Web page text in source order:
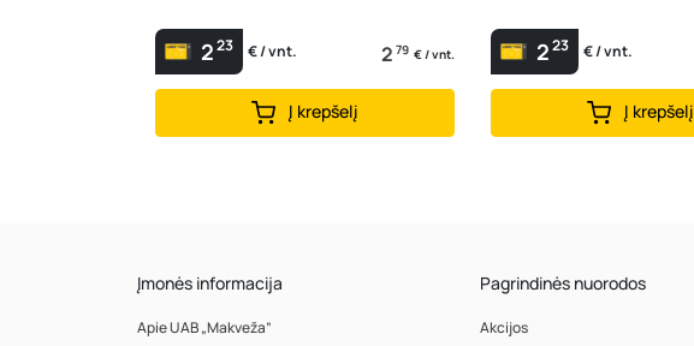
223 € / vnt. 2 79 € / vnt.
Į krepšelį
223 € / vnt.
Į krepšelį
Įmonės informacija
Apie UAB „Makveža”
Pagrindinės nuorodos
Akcijos